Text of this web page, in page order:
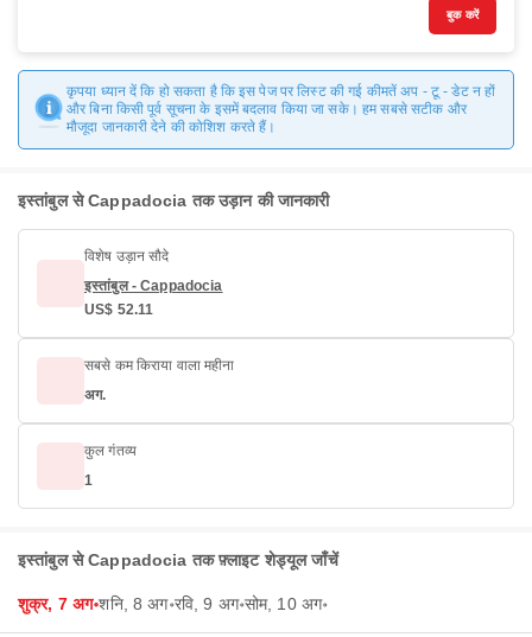
बुक करें
कृपया ध्यान दें कि हो सकता है कि इस पेज पर लिस्ट की गई कीमतें अप - टू - डेट न हों
और बिना किसी पूर्व सूचना के इसमें बदलाव किया जा सके। हम सबसे सटीक और
मौजूदा जानकारी देने की कोशिश करते हैं।
इस्तांबुल से Cappadocia तक उड़ान की जानकारी
विशेष उड़ान सौदे
इस्तांबुल - Cappadocia
US$ 52.11
सबसे कम किराया वाला महीना
अग.
कुल गंतव्य
1
इस्तांबुल से Cappadocia तक फ़्लाइट शेड्यूल जाँचें
शुक्र, 7 अग॰शनि, 8 अग॰रवि, 9 अग॰सोम, 10 अग॰